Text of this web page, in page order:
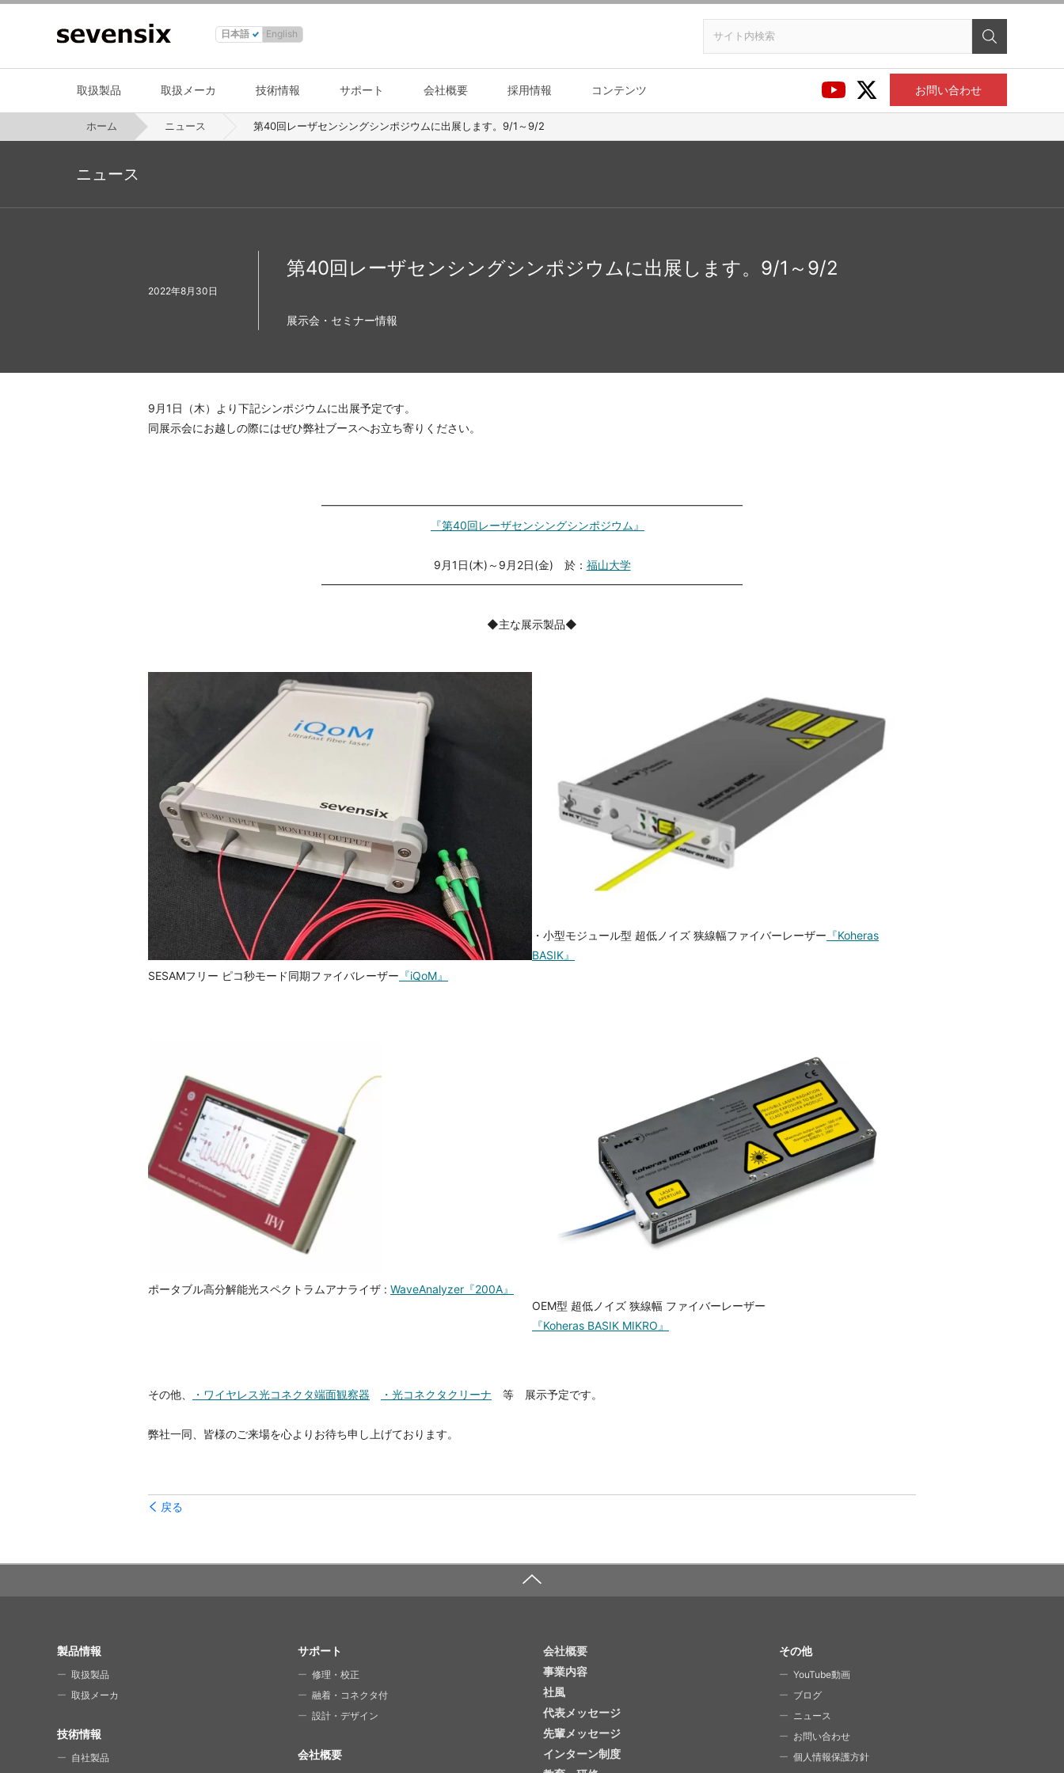
日本語 English
取扱製品 取扱メーカ 技術情報 サポート 会社概要 採用情報 コンテンツ お問い合わせ
ホーム ニュース 第40回レーザセンシングシンポジウムに出展します。9/1～9/2
ニュース
第40回レーザセンシングシンポジウムに出展します。9/1～9/2
展示会・セミナー情報
2022年8月30日
9月1日（木）より下記シンポジウムに出展予定です。
同展示会にお越しの際にはぜひ弊社ブースへお立ち寄りください。
━━━━━━━━━━━━━━━━━━━━━━━━━━━━━━━━━━━━━━
『第40回レーザセンシングシンポジウム』
9月1日(木)～9月2日(金) 於： 福山大学
━━━━━━━━━━━━━━━━━━━━━━━━━━━━━━━━━━━━━━
◆主な展示製品◆
SESAMフリー ピコ秒モード同期ファイバレーザー 『iQoM』
・小型モジュール型 超低ノイズ 狭線幅ファイバーレーザー 『Koheras
BASIK』
ポータブル高分解能光スペクトラムアナライザ : WaveAnalyzer『200A』
OEM型 超低ノイズ 狭線幅 ファイバーレーザー
『Koheras BASIK MIKRO』
その他、 ・ワイヤレス光コネクタ端面観察器 ・光コネクタクリーナ 等 展示予定です。
弊社一同、皆様のご来場を心よりお待ち申し上げております。
戻る
SITE MAP
製品情報
取扱製品
取扱メーカ
技術情報
自社製品
サポート
修理・校正
融着・コネクタ付
設計・デザイン
会社概要
会社概要
事業内容
社風
代表メッセージ
先輩メッセージ
インターン制度
その他
YouTube動画
ブログ
ニュース
お問い合わせ
個人情報保護方針